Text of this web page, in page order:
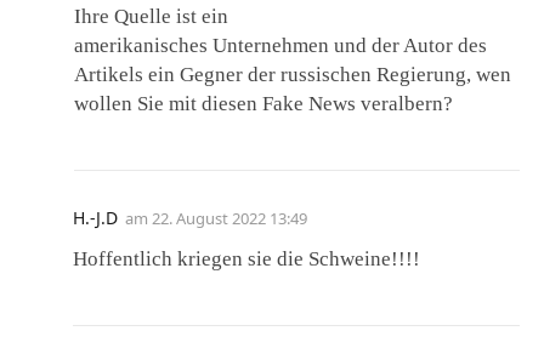
Ihre Quelle ist ein
amerikanisches Unternehmen und der Autor des
Artikels ein Gegner der russischen Regierung, wen
wollen Sie mit diesen Fake News veralbern?
H.-J.D am 22. August 2022 13:49
Hoffentlich kriegen sie die Schweine!!!!